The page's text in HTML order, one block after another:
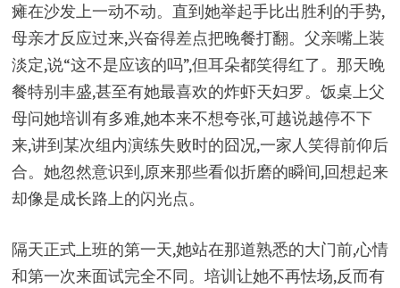
瘫在沙发上一动不动。直到她举起手比出胜利的手势,
母亲才反应过来,兴奋得差点把晚餐打翻。父亲嘴上装
淡定,说“这不是应该的吗”,但耳朵都笑得红了。那天晚
餐特别丰盛,甚至有她最喜欢的炸虾天妇罗。饭桌上父
母问她培训有多难,她本来不想夸张,可越说越停不下
来,讲到某次组内演练失败时的囧况,一家人笑得前仰后
合。她忽然意识到,原来那些看似折磨的瞬间,回想起来
却像是成长路上的闪光点。
隔天正式上班的第一天,她站在那道熟悉的大门前,心情
和第一次来面试完全不同。培训让她不再怯场,反而有